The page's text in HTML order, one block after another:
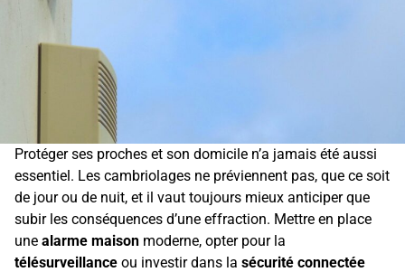
Protéger ses proches et son domicile n’a jamais été aussi
essentiel. Les cambriolages ne préviennent pas, que ce soit
de jour ou de nuit, et il vaut toujours mieux anticiper que
subir les conséquences d’une effraction. Mettre en place
une alarme maison moderne, opter pour la
télésurveillance ou investir dans la sécurité connectée